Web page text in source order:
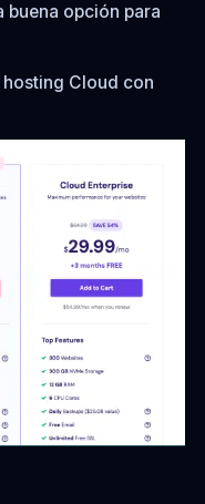
buena opción para
Cloud con